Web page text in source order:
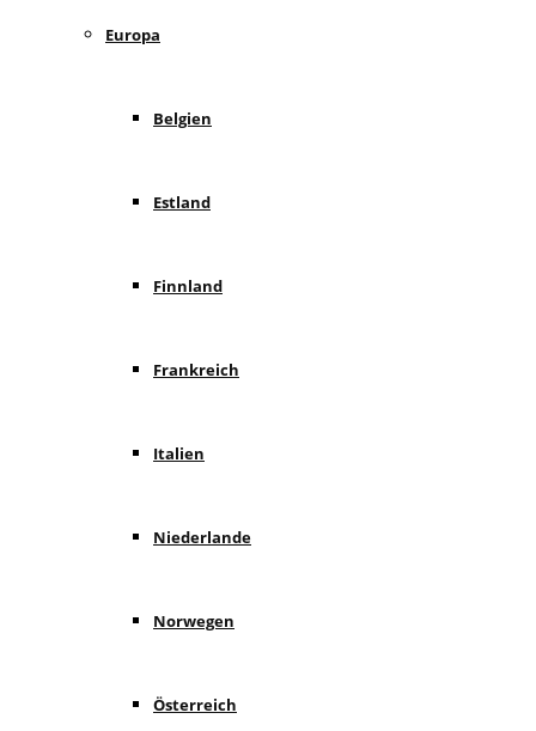
Europa
Belgien
Estland
Finnland
Frankreich
Italien
Niederlande
Norwegen
Österreich